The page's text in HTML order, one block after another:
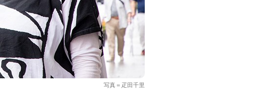
写真＝疋田千里